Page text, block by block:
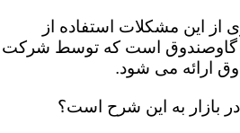
از این مشکلات استفاده از
گاوصندوق است که توسط شرکت
ارائه می شود.
بازار به این شرح است؟